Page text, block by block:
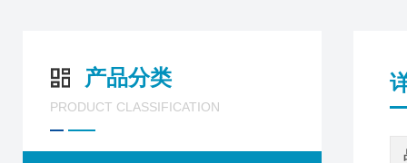
产品分类
PRODUCT CLASSIFICATION